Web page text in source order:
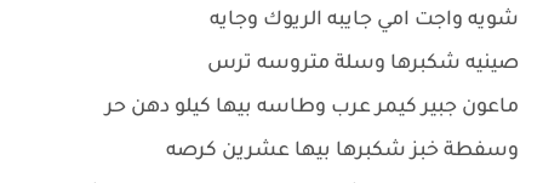
شويه واجت امي جايبه الريوك وجايه
صينيه شكبرها وسلة متروسه ترس
ماعون جبير كيمر عرب وطاسه بيها كيلو دهن حر
وسفطة خبز شكبرها بيها عشرين كرصه